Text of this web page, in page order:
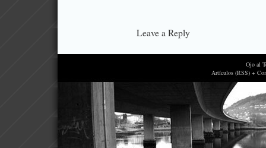
Leave a Reply
Ojo al
Artículos (RSS) +